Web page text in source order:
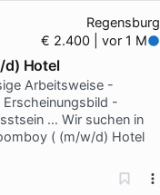
Regensburg
€ 2.400 | vor 1 M
d) Hotel
Arbeitsweise -
-
… Wir suchen in
( (m/w/d) Hotel